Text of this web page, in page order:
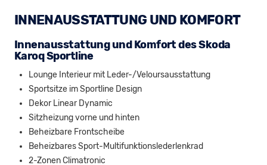
INNENAUSSTATTUNG UND KOMFORT
Innenausstattung und Komfort des Skoda
Karoq Sportline
Lounge Interieur mit Leder-/Veloursausstattung
Sportsitze im Sportline Design
Dekor Linear Dynamic
Sitzheizung vorne und hinten
Beheizbare Frontscheibe
Beheizbares Sport-Multifunktionslederlenkrad
2-Zonen Climatronic